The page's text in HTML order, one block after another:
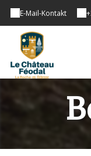
E-Mail-Kontakt